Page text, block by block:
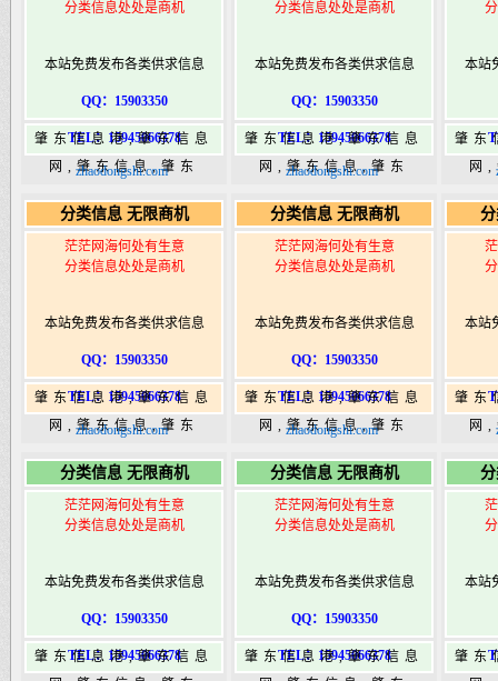
分类信息处处是商机
本站免费发布各类供求信息
QQ：15903350
TEL：15945066378
肇东信息港,肇东信息
网,肇东信息,肇东
港|www.zhaodongshi.com
zhaodongshi.com
分类信息处处是商机
本站免费发布各类供求信息
QQ：15903350
TEL：15945066378
肇东信息港,肇东信息
网,肇东信息,肇东
港|www.zhaodongshi.com
zhaodongshi.com
本站
肇东
网
港
分类信息 无限商机
茫茫网海何处有生意
分类信息处处是商机
本站免费发布各类供求信息
QQ：15903350
TEL：15945066378
肇东信息港,肇东信息
网,肇东信息,肇东
港|www.zhaodongshi.com
zhaodongshi.com
分类信息 无限商机
茫茫网海何处有生意
分类信息处处是商机
本站免费发布各类供求信息
QQ：15903350
TEL：15945066378
肇东信息港,肇东信息
网,肇东信息,肇东
港|www.zhaodongshi.com
zhaodongshi.com
本站
肇东
网
港
分类信息 无限商机
茫茫网海何处有生意
分类信息处处是商机
本站免费发布各类供求信息
QQ：15903350
TEL：15945066378
肇东信息港,肇东信息
分类信息 无限商机
茫茫网海何处有生意
分类信息处处是商机
本站免费发布各类供求信息
QQ：15903350
TEL：15945066378
肇东信息港,肇东信息
本站
肇东